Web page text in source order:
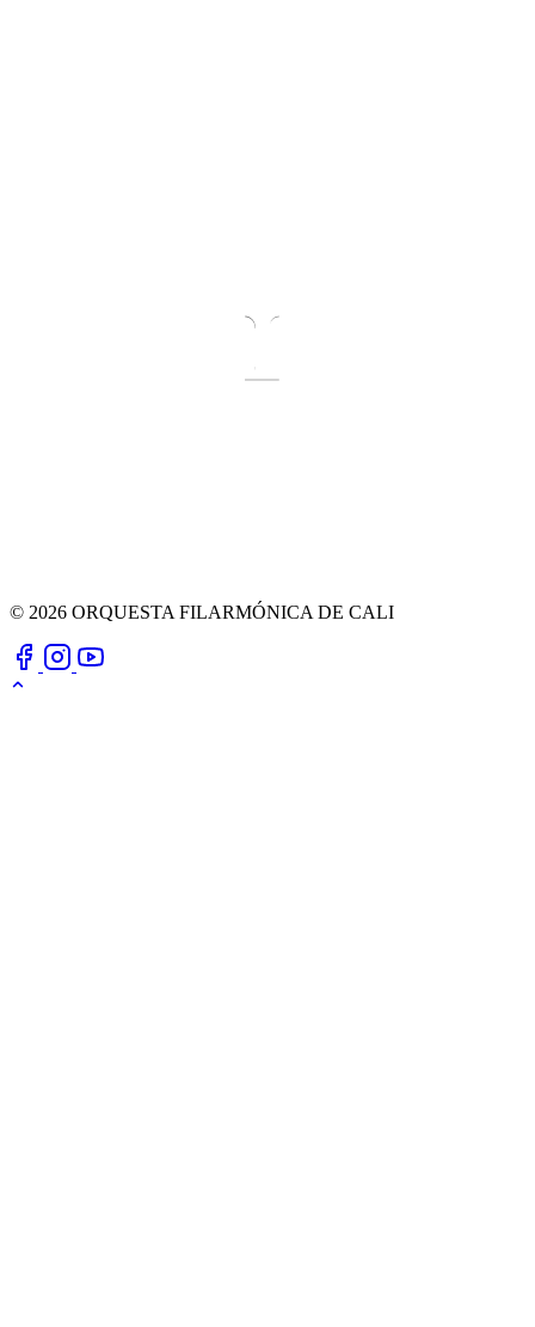
© 2026 ORQUESTA FILARMÓNICA DE CALI